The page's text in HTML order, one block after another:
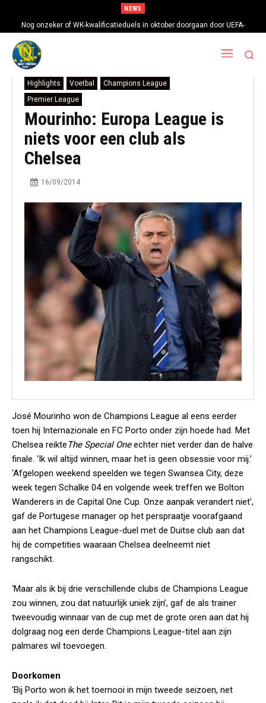
NEWS
Nog onzeker of WK-kwalificatieduels in oktober doorgaan door UEFA-
boycot
Highlights Voetbal
Champions League
Premier League
Mourinho: Europa League is
niets voor een club als
Chelsea
16/09/2014
José Mourinho won de Champions League al eens eerder
toen hij Internazionale en FC Porto onder zijn hoede had. Met
Chelsea reikteThe Special Oneechter niet verder dan de halve
finale. ‘Ik wil altijd winnen, maar het is geen obsessie voor mij.’
‘Afgelopen weekend speelden we tegen Swansea City, deze
week tegen Schalke 04 en volgende week treffen we Bolton
Wanderers in de Capital One Cup. Onze aanpak verandert niet’,
gaf de Portugese manager op het perspraatje voorafgaand
aan het Champions League-duel met de Duitse club aan dat
hij de competities waaraan Chelsea deelneemt niet
rangschikt.
‘Maar als ik bij drie verschillende clubs de Champions League
zou winnen, zou dat natuurlijk uniek zijn’, gaf de als trainer
tweevoudig winnaar van de cup met de grote oren aan dat hij
dolgraag nog een derde Champions League-titel aan zijn
palmares wil toevoegen.
Doorkomen
‘Bij Porto won ik het toernooi in mijn tweede seizoen, net